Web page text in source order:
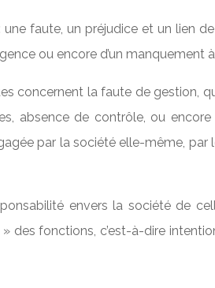
faute, un préjudice et un lien
ou encore d’un manquement
concernent la faute de gestion,
absence de contrôle, ou encore
par la société elle-même, par
envers la société de
des fonctions, c’est-à-dire